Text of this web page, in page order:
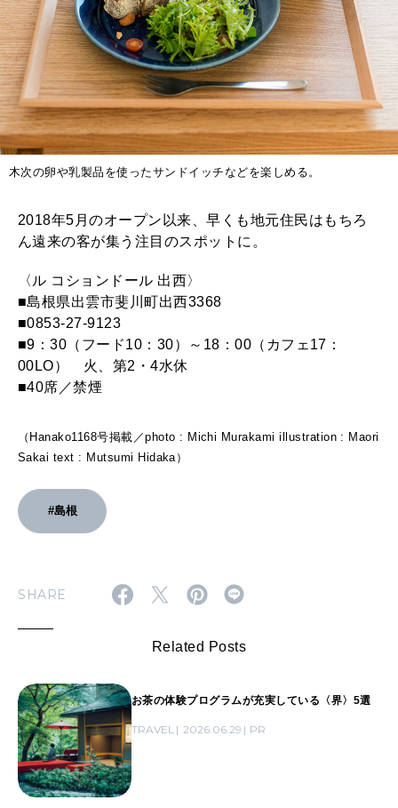
木次の卵や乳製品を使ったサンドイッチなどを楽しめる。
2018年5月のオープン以来、早くも地元住民はもちろ
ん遠来の客が集う注目のスポットに。
〈ル コションドール 出西〉
■島根県出雲市斐川町出西3368
■0853-27-9123
■9：30（フード10：30）～18：00（カフェ17：
00LO） 火、第2・4水休
■40席／禁煙
（Hanako1168号掲載／photo : Michi Murakami illustration : Maori
Sakai text : Mutsumi Hidaka）
#島根
SHARE
Related Posts
お茶の体験プログラムが充実している〈界〉5選
TRAVEL 2026.06.29 PR